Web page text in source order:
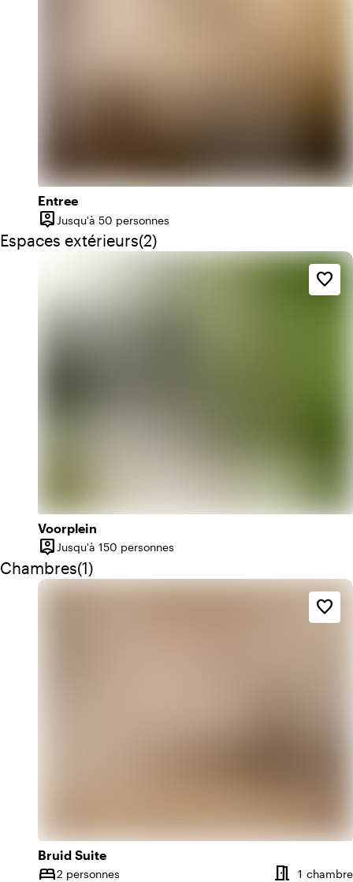
Entree
person_pin
Capacité
Jusqu'à 50 personnes
Espaces extérieurs
Quantité de espaces extérieurs : 2
(2)
Voorplein
person_pin
Capacité
Jusqu'à 150 personnes
favorite_border
Chambres
Quantité de chambres : 1
(1)
Bruid Suite
bed2 personnes meeting_room 1 chambre
favorite_border